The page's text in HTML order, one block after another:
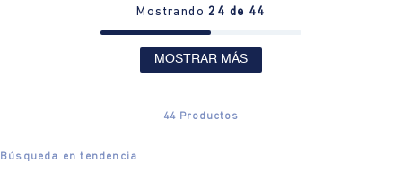
Mostrando24 de 44
MOSTRAR MÁS
44 Productos
Búsqueda en tendencia